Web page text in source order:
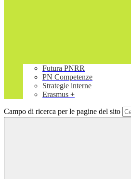
Futura PNRR
PN Competenze
Strategie interne
Erasmus +
Campo di ricerca per le pagine del sito